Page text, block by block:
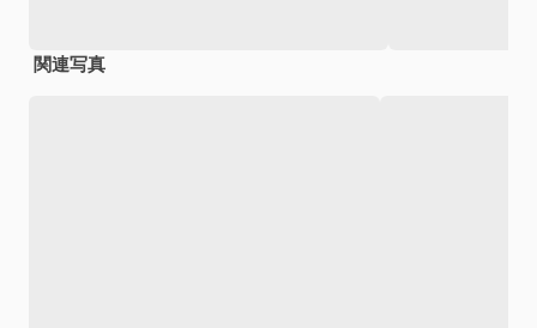
関連写真